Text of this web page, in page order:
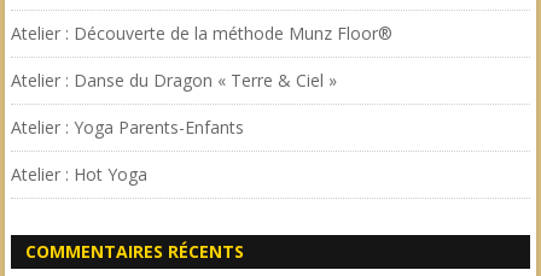
Atelier : Découverte de la méthode Munz Floor®
Atelier : Danse du Dragon « Terre & Ciel »
Atelier : Yoga Parents-Enfants
Atelier : Hot Yoga
COMMENTAIRES RÉCENTS